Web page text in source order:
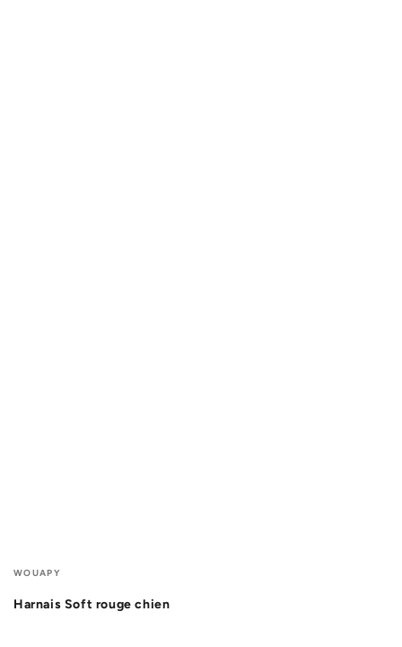
Fournisseur:
WOUAPY
Harnais Soft rouge chien